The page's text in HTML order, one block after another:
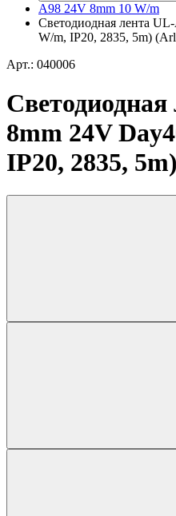
A98 24V 8mm 10 W/m
Светодиодная лента
W/m, IP20, 2835, 5m)
Арт.: 040006
8mm 24V
IP20, 2835,